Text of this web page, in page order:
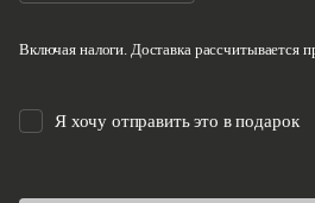
Включая налоги. Доставка рассчитывается
Я хочу отправить это в подарок